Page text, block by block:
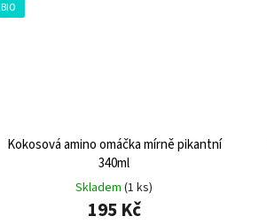
BIO
Kokosová amino omáčka mírně pikantní
340ml
Skladem(1 ks)
195 Kč